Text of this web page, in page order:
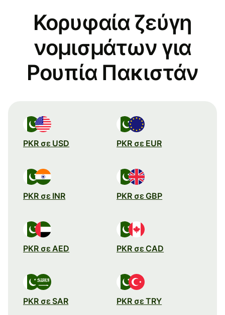
Κορυφαία ζεύγη
νομισμάτων για
Ρουπία Πακιστάν
PKR σε USD PKR σε EUR
PKR σε INR PKR σε GBP
PKR σε AED PKR σε CAD
PKR σε SAR PKR σε TRY